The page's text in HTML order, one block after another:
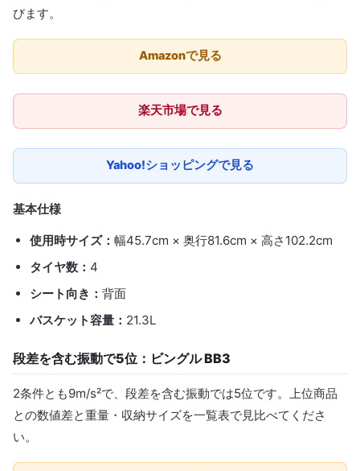
びます。
Amazonで見る
楽天市場で見る
Yahoo!ショッピングで見る
基本仕様
使用時サイズ： 幅45.7cm × 奥行81.6cm × 高さ102.2cm
タイヤ数： 4
シート向き： 背面
バスケット容量： 21.3L
段差を含む振動で5位：ビングル BB3
2条件とも9m/s²で、段差を含む振動では5位です。上位商品
との数値差と重量・収納サイズを一覧表で見比べてくださ
い。